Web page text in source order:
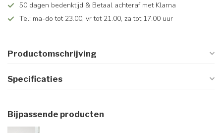
50 dagen bedenktijd & Betaal achteraf met Klarna
Tel: ma-do tot 23.00, vr tot 21.00, za tot 17.00 uur
Productomschrijving
Specificaties
Bijpassende producten